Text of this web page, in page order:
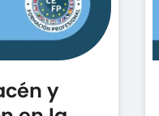
y